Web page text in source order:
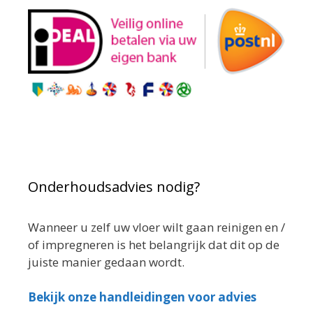
Onderhoudsadvies nodig?
Wanneer u zelf uw vloer wilt gaan reinigen en /
of impregneren is het belangrijk dat dit op de
juiste manier gedaan wordt.
Bekijk onze handleidingen voor advies